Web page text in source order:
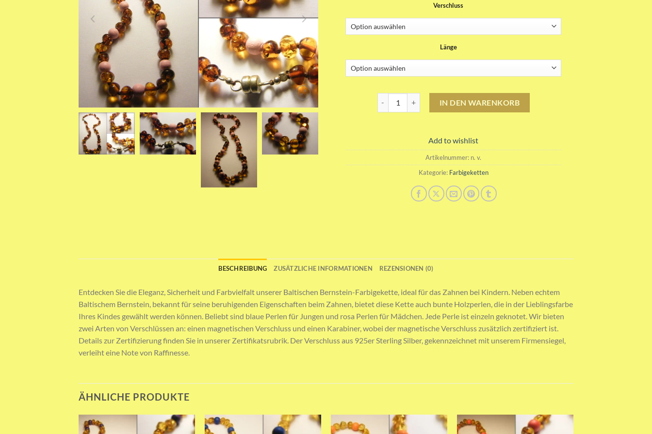
45.00CHF
Verschluss
Länge
IN DEN WARENKORB
Add to wishlist
Artikelnummer: n. v.
Kategorie: Farbigeketten
BESCHREIBUNG ZUSÄTZLICHE INFORMATIONEN REZENSIONEN (0)
Entdecken Sie die Eleganz, Sicherheit und Farbvielfalt unserer Baltischen Bernstein-Farbigekette, ideal für das Zahnen bei Kindern. Neben echtem
Baltischem Bernstein, bekannt für seine beruhigenden Eigenschaften beim Zahnen, bietet diese Kette auch bunte Holzperlen, die in der Lieblingsfarbe
Ihres Kindes gewählt werden können. Beliebt sind blaue Perlen für Jungen und rosa Perlen für Mädchen. Jede Perle ist einzeln geknotet. Wir bieten
zwei Arten von Verschlüssen an: einen magnetischen Verschluss und einen Karabiner, wobei der magnetische Verschluss zusätzlich zertifiziert ist.
Details zur Zertifizierung finden Sie in unserer Zertifikatsrubrik. Der Verschluss aus 925er Sterling Silber, gekennzeichnet mit unserem Firmensiegel,
verleiht eine Note von Raffinesse.
ÄHNLICHE PRODUKTE